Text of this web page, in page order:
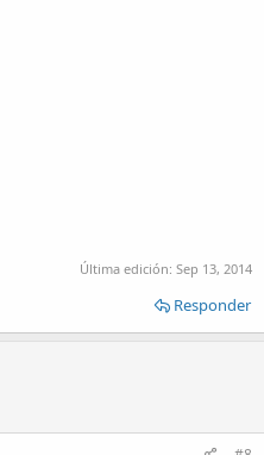
Última edición: Sep 13, 2014
Responder